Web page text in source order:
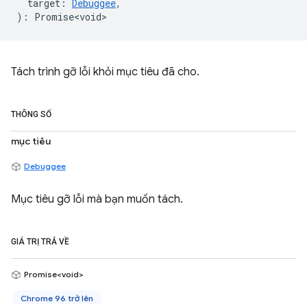
target : Debuggee,
) : Promise<void>
Tách trình gỡ lỗi khỏi mục tiêu đã cho.
THÔNG SỐ
mục tiêu
Debuggee
Mục tiêu gỡ lỗi mà bạn muốn tách.
GIÁ TRỊ TRẢ VỀ
Promise<void>
Chrome 96 trở lên